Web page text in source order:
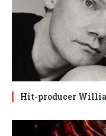
Hit-producer